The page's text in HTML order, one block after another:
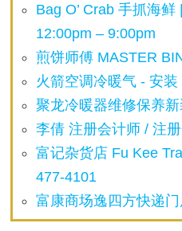
Bag O’ Crab 手抓海鲜
12:00pm – 9:00pm
煎饼师傅 MASTER
火箭空调冷暖气 - 安装
聚龙冷暖器维修保养新
李倩 注册会计师 / 注
富记杂货店 Fu Kee
477-4101
富康商场逸四方快递